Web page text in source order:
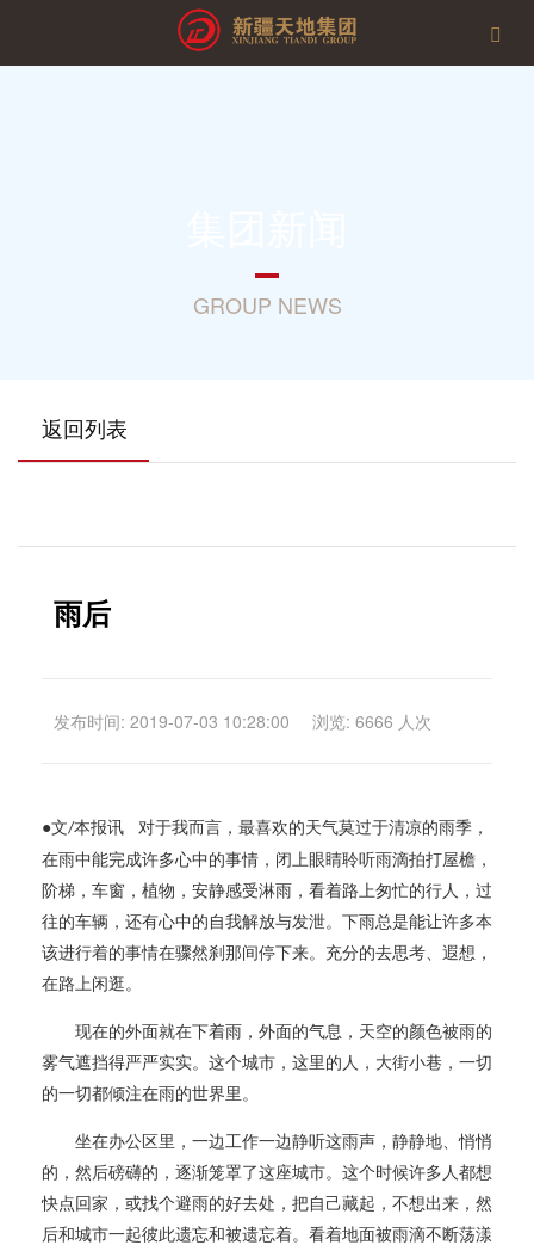
GROUP NEWS
返回列表
雨后
发布时间: 2019-07-03 10:28:00 浏览: 6666 人次
●文/本报讯 对于我而言，最喜欢的天气莫过于清凉的雨季，
在雨中能完成许多心中的事情，闭上眼睛聆听雨滴拍打屋檐，
阶梯，车窗，植物，安静感受淋雨，看着路上匆忙的行人，过
往的车辆，还有心中的自我解放与发泄。下雨总是能让许多本
该进行着的事情在骤然刹那间停下来。充分的去思考、遐想，
在路上闲逛。
现在的外面就在下着雨，外面的气息，天空的颜色被雨的
雾气遮挡得严严实实。这个城市，这里的人，大街小巷，一切
的一切都倾注在雨的世界里。
坐在办公区里，一边工作一边静听这雨声，静静地、悄悄
的，然后磅礴的，逐渐笼罩了这座城市。这个时候许多人都想
快点回家，或找个避雨的好去处，把自己藏起，不想出来，然
后和城市一起彼此遗忘和被遗忘着。看着地面被雨滴不断荡漾